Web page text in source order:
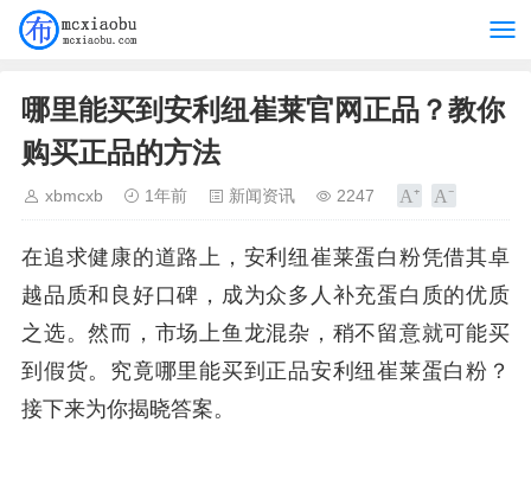
哪里能买到安利纽崔莱官网正品？教你
购买正品的方法
xbmcxb 1年前 新闻资讯 2247
在追求健康的道路上，安利纽崔莱蛋白粉凭借其卓
越品质和良好口碑，成为众多人补充蛋白质的优质
之选。然而，市场上鱼龙混杂，稍不留意就可能买
到假货。究竟哪里能买到正品安利纽崔莱蛋白粉？
接下来为你揭晓答案。